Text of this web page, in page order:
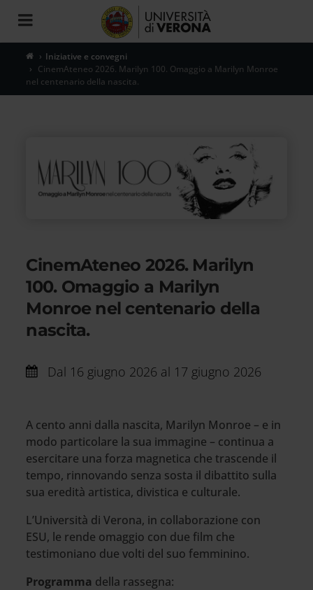
Toggle
navigation
Iniziative e convegni
CinemAteneo 2026. Marilyn 100. Omaggio a Marilyn Monroe
nel centenario della nascita.
CinemAteneo 2026. Marilyn
100. Omaggio a Marilyn
Monroe nel centenario della
nascita.
Dal 16 giugno 2026 al 17 giugno 2026
A cento anni dalla nascita, Marilyn Monroe – e in
modo particolare la sua immagine – continua a
esercitare una forza magnetica che trascende il
tempo, rinnovando senza sosta il dibattito sulla
sua eredità artistica, divistica e culturale.
L’Università di Verona, in collaborazione con
ESU, le rende omaggio con due film che
testimoniano due volti del suo femminino.
Programma della rassegna: